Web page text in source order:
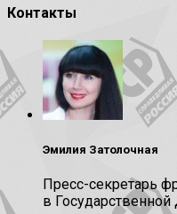
Контакты
Эмилия Затолочная
Пресс-секретарь
в